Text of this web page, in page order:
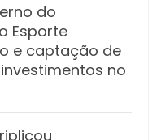
do
Esporte
e captação de
no